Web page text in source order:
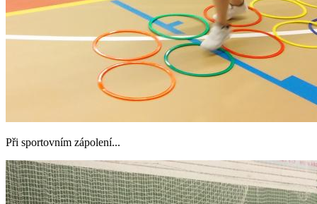
Při sportovním zápolení...